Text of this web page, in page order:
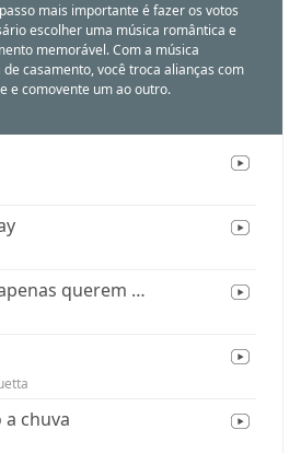
mais importante é fazer os votos
escolher uma música romântica e
memorável. Com a música
casamento, você troca alianças com
e comovente um ao outro.
As meninas apenas querem se divertir
chuva